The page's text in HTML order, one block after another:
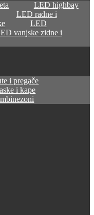
LED highbay
LED radne i
LED
vanjske zidne i
i pregače
i kape